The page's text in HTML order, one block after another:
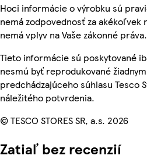
Hoci informácie o výrobku sú
nemá zodpovednosť za
nemá vplyv na Vaše zákonné práva.
Tieto informácie sú poskytované
nesmú byť reprodukované
predchádzajúceho súhlasu Tesco
náležitého potvrdenia.
© TESCO STORES SR, a.s. 2026
Zatiaľ bez recenzií